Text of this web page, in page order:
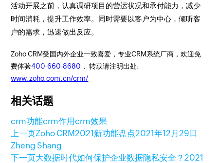
活动开展之前，认真调研项目的营运状况和承付能力，减少
时间消耗，提升工作效率。同时需要以客户为中心，倾听客
户的需求，迅速做出反应。
Zoho CRM受国内外企业一致喜爱，专业CRM系统厂商，欢迎免
费体验400-660-8680 ， 转载请注明出处:
www.zoho.com.cn/crm/
相关话题
crm功能crm作用crm效果
上一页Zoho CRM2021新功能盘点2021年12月29日
Zheng Shang
下一页大数据时代如何保护企业数据隐私安全？2021